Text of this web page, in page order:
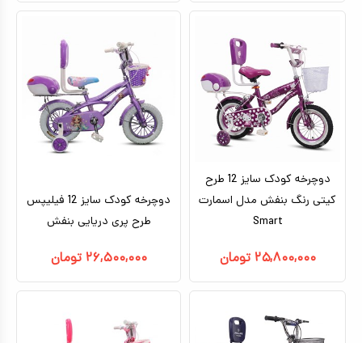
دوچرخه کودک سایز 12 طرح
کیتی رنگ بنفش مدل اسمارت
Smart
۲۵,۸۰۰,۰۰۰ تومان
دوچرخه کودک سایز 12 فیلیپس
طرح پری دریایی بنفش
۲۶,۵۰۰,۰۰۰ تومان